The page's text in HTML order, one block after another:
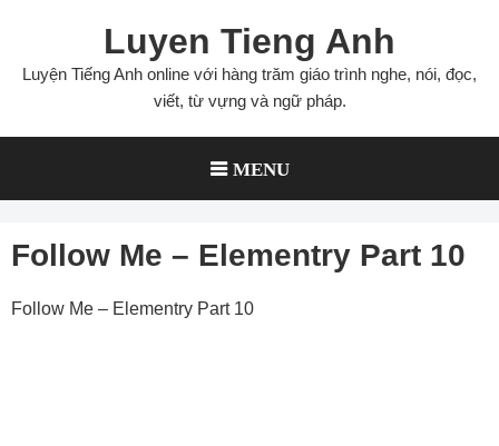
content
Luyen Tieng Anh
Luyện Tiếng Anh online với hàng trăm giáo trình nghe, nói, đọc,
viết, từ vựng và ngữ pháp.
MENU
Follow Me – Elementry Part 10
Follow Me – Elementry Part 10